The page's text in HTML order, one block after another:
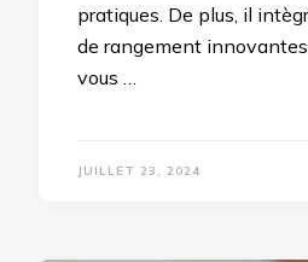
pratiques. De plus, il
de rangement
vous …
JUILLET 23, 2024